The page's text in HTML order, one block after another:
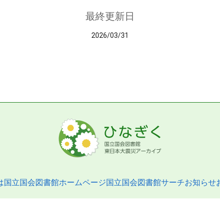
最終更新日
2026/03/31
国立国会図書館ホームページ国立国会図書館サーチお知らせ